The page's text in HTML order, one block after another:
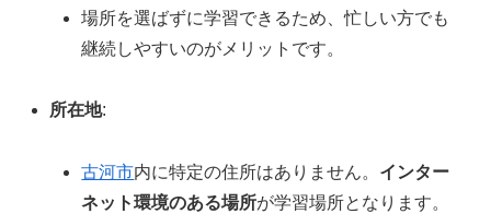
場所を選ばずに学習できるため、忙しい方でも
継続しやすいのがメリットです。
所在地:
古河市内に特定の住所はありません。 インター
ネット環境のある場所が学習場所となります。